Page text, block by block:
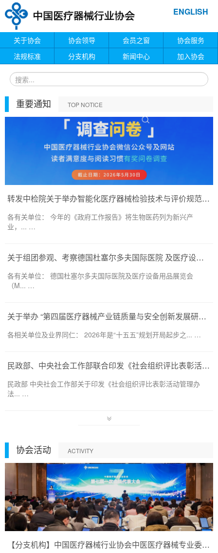
ENGLISH
关于协会 协会领导 会员之窗
协会服务
法规标准
分支机构 新闻中心 加入协会
重要通知 TOP NOTICE
转发中检院关于举办智能化医疗器械检验技术与评价规范培训班的通知
各有关单位： 今年的《政府工作报告》将生物医药列为新兴产
业，... …
关于组团参观、考察德国杜塞尔多夫国际医院 及医疗设备用品展览会（MEDICA 2026） 的通知
各有关单位： 德国杜塞尔多夫国际医院及医疗设备用品展览会
（M... …
关于举办 “第四届医疗器械产业链质量与安全创新发展研讨会”的通知
各相关单位及业界同仁： 2026年是“十五五”规划开局起步之... …
民政部、中央社会工作部联合印发《社会组织评比表彰活动管理办法》
民政部 中央社会工作部关于印发《社会组织评比表彰活动管理办
法... …
协会活动 ACTIVITY
【分支机构】中国医疗器械行业协会中医医疗器械专业委员会换届会议暨第二届一次委员大会圆满召开